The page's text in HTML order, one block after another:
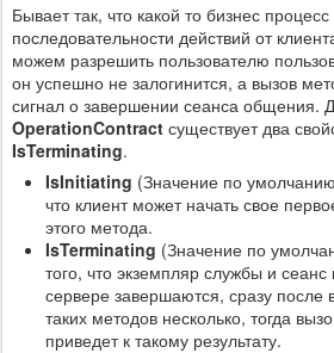
Бывает так, что какой то бизнес
последовательности действий от
можем разрешить пользователю
он успешно не залогинится, а вызов
сигнал о завершении сеанса общения.
OperationContract существует два
IsTerminating.
IsInitiating (Значение по умолчанию
что клиент может начать свое
этого метода.
IsTerminating (Значение по
того, что экземпляр службы и сеанс
сервере завершаются, сразу после
таких методов несколько, тогда
приведет к такому результату.